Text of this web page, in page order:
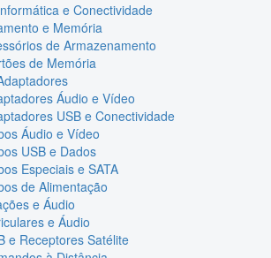
e Conectividade
e Memória
de Armazenamento
de Memória
Áudio e Vídeo
USB e Conectividade
Áudio e Vídeo
USB e Dados
Especiais e SATA
de Alimentação
e Áudio
e Áudio
e Receptores Satélite